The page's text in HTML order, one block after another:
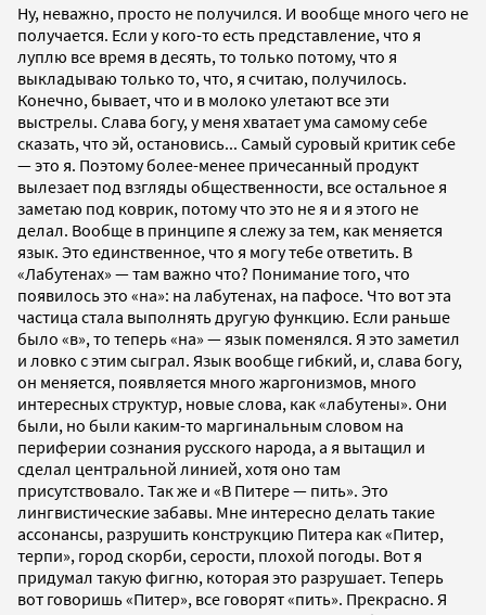
Ну, неважно, просто не получился. И вообще много чего не
получается. Если у кого-то есть представление, что я
луплю все время в десять, то только потому, что я
выкладываю только то, что, я считаю, получилось.
Конечно, бывает, что и в молоко улетают все эти
выстрелы. Слава богу, у меня хватает ума самому себе
сказать, что эй, остановись... Самый суровый критик себе
— это я. Поэтому более-менее причесанный продукт
вылезает под взгляды общественности, все остальное я
заметаю под коврик, потому что это не я и я этого не
делал. Вообще в принципе я слежу за тем, как меняется
язык. Это единственное, что я могу тебе ответить. В
«Лабутенах» — там важно что? Понимание того, что
появилось это «на»: на лабутенах, на пафосе. Что вот эта
частица стала выполнять другую функцию. Если раньше
было «в», то теперь «на» — язык поменялся. Я это заметил
и ловко с этим сыграл. Язык вообще гибкий, и, слава богу,
он меняется, появляется много жаргонизмов, много
интересных структур, новые слова, как «лабутены». Они
были, но были каким-то маргинальным словом на
периферии сознания русского народа, а я вытащил и
сделал центральной линией, хотя оно там
присутствовало. Так же и «В Питере — пить». Это
лингвистические забавы. Мне интересно делать такие
ассонансы, разрушить конструкцию Питера как «Питер,
терпи», город скорби, серости, плохой погоды. Вот я
придумал такую фигню, которая это разрушает. Теперь
вот говоришь «Питер», все говорят «пить». Прекрасно. Я